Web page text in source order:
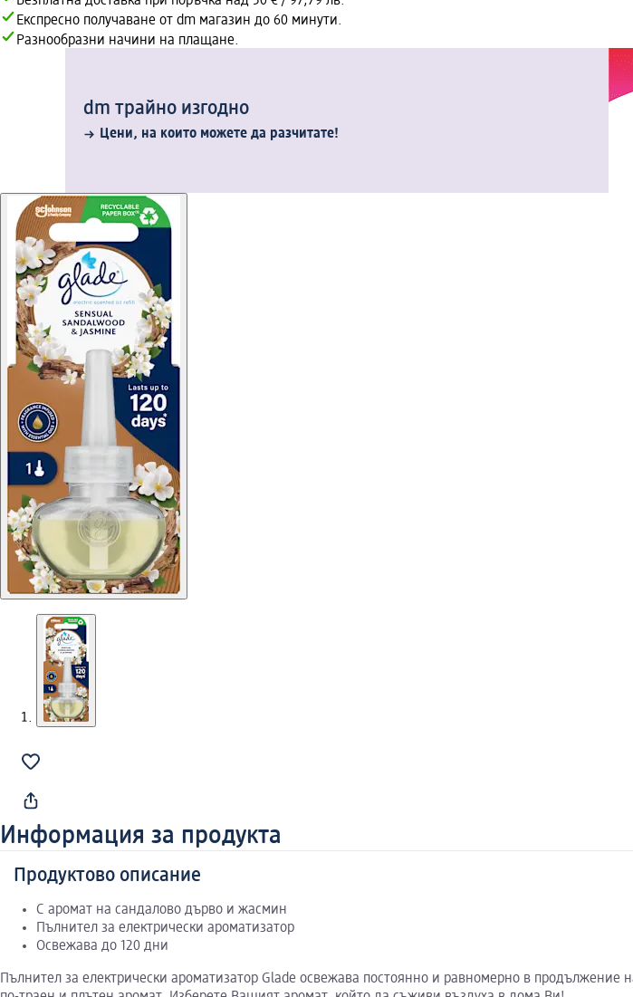
Експресно получаване от dm магазин до 60 минути.
Разнообразни начини на плащане.
dm трайно изгодно
Цени, на които можете да разчитате!
Информация за продукта
Продуктово описание
С аромат на сандалово дърво и жасмин
Пълнител за електрически ароматизатор
Освежава до 120 дни
Пълнител за електрически ароматизатор Glade освежава постоянно и равномерно в